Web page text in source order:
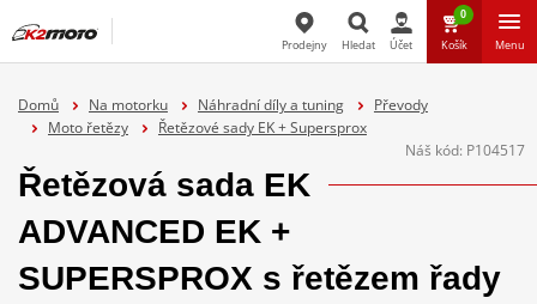
Prodejny Hledat Účet
0
Košík Menu
Domů Na motorku Náhradní díly a tuning
Převody
Moto řetězy
Řetězové sady EK + Supersprox
Náš kód: P104517
Řetězová sada EK
ADVANCED EK +
SUPERSPROX s řetězem řady